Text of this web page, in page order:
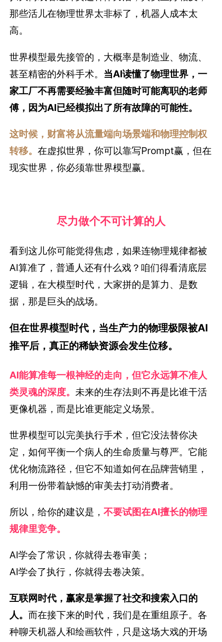
那些活儿在物理世界太非标了，机器人成本太
高。
世界模型最先接管的，大概率是制造业、物流、
甚至精密的外科手术。 当AI读懂了物理世界，一
家工厂不再需要经验丰富但随时可能离职的老师
傅，因为AI已经模拟出了所有故障的可能性。
这时候，财富将从流量端向场景端和物理控制权
转移。在虚拟世界，你可以靠写Prompt赢，但在
现实世界，你必须靠世界模型赢。
尽力做个不可计算的人
看到这儿你可能觉得焦虑，如果连物理规律都被
AI算准了，普通人还有什么戏？咱们得看清底层
逻辑，在大模型时代，大家拼的是算力、是数
据，那是巨头的战场。
但在世界模型时代，当生产力的物理极限被AI
推平后，真正的稀缺资源会发生位移。
AI能算准每一根神经的走向，但它永远算不准人
类灵魂的深度。 未来的生存法则不再是比谁干活
更像机器，而是比谁更能定义场景。
世界模型可以完美执行手术，但它没法替你决
定，如何平衡一个病人的生命质量与尊严。它能
优化物流路径，但它不知道如何在品牌营销里，
利用一份带着缺憾的审美去打动消费者。
所以，给你的建议是，不要试图在AI擅长的物理
规律里竞争。
AI学会了常识，你就得去卷审美；
AI学会了执行，你就得去卷决策。
互联网时代，赢家是掌握了社交和搜索入口的
人。而在接下来的时代，我们是在重组原子。各
种聊天机器人和绘画软件，只是这场大戏的开场